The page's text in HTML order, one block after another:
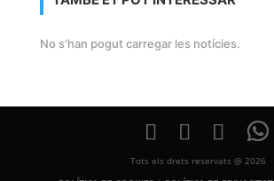
No s'han pogut carregar les notícies.
Tots els drets reservats @ 2026